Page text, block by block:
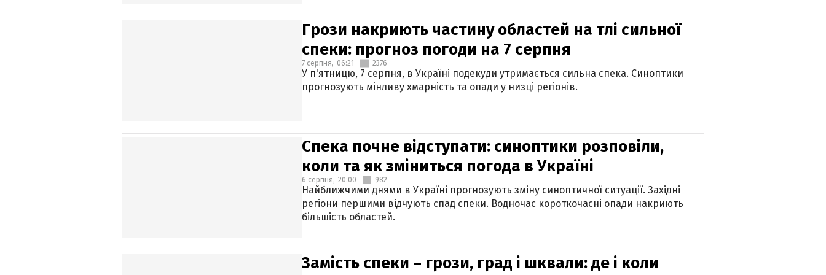
Грози накриють частину областей на тлі сильної
спеки: прогноз погоди на 7 серпня
7 серпня, 06:21 2376
У п'ятницю, 7 серпня, в Україні подекуди утримається сильна спека. Синоптики
прогнозують мінливу хмарність та опади у низці регіонів.
Спека почне відступати: синоптики розповіли,
коли та як зміниться погода в Україні
6 серпня, 20:00 982
Найближчими днями в Україні прогнозують зміну синоптичної ситуації. Західні
регіони першими відчують спад спеки. Водночас короткочасні опади накриють
більшість областей.
Замість спеки – грози, град і шквали: де і коли